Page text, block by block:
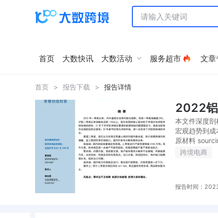
首页 大数快讯 大数活动 服务超市 文章
首页 > 报告下载 > 报告详情
2022
本文件深度
宏观趋势到
原材料
跨境电商
报告时间：